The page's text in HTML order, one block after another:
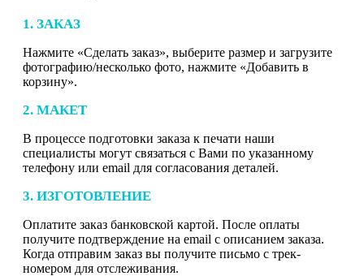
1. ЗАКАЗ
Нажмите «Сделать заказ», выберите размер и загрузите
фотографию/несколько фото, нажмите «Добавить в
корзину».
2. МАКЕТ
В процессе подготовки заказа к печати наши
специалисты могут связаться с Вами по указанному
телефону или email для согласования деталей.
3. ИЗГОТОВЛЕНИЕ
Оплатите заказ банковской картой. После оплаты
получите подтверждение на email с описанием заказа.
Когда отправим заказ вы получите письмо с трек-
номером для отслеживания.